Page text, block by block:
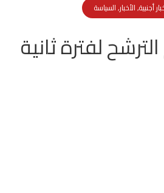
أجنبية,الأخبار,السياسة
لفترة ثانية